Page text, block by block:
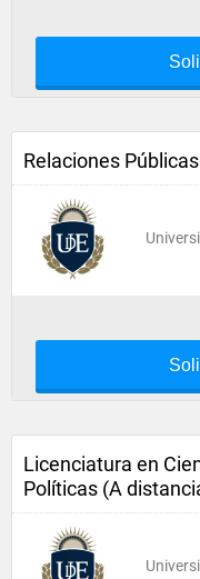
Relaciones
Licenciatura en
Políticas (A